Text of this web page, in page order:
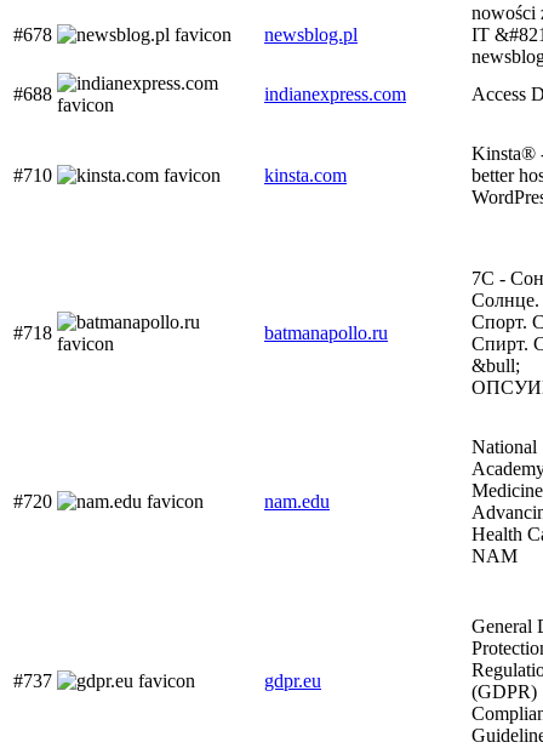
#678 newsblog.pl
nowości
IT
#688
indianexpress.com Access
#710 kinsta.com
Kinsta®
better
#718 batmanapollo.ru
7С -
Солнце.
Спорт.
Спирт.
&bull;
#720 nam.edu
National
Health
NAM
#737 gdpr.eu
General
(GDPR)